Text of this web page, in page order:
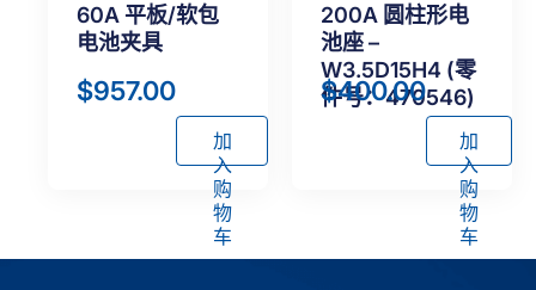
60A 平板/软包
电池夹具
$957.00
加
入
购
物
车
200A 圆柱形电
池座 –
W3.5D15H4 (零
件号：470546)
$400.00
加
入
购
物
车